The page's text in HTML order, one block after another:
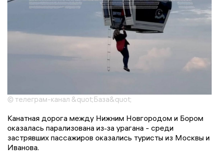
© телеграм-канал &quot;База&quot;
Канатная дорога между Нижним Новгородом и Бором
оказалась парализована из‑за урагана - среди
застрявших пассажиров оказались туристы из Москвы и
Иванова.